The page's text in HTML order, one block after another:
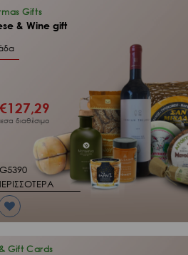
Gifts
& Wine gift
€127,29
διαθέσιμο
Gift Cards